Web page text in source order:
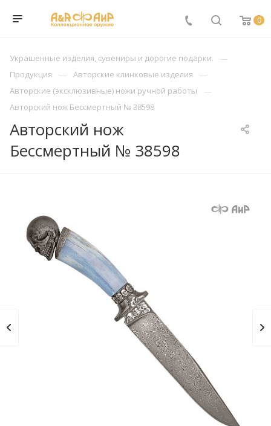
0
Украшенные изделия, сувениры и дорогие подарки.
Продукция
Авторские клинковые изделия
Авторские (эксклюзивные) ножи ручной работы
Авторский нож Бессмертный № 38598
Авторский нож
Бессмертный № 38598